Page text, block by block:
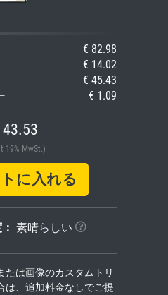
€ 82.98
€ 14.02
€ 45.43
€ 1.09
19% MwSt.)
に入れる
素晴らしい
たは画像のカスタムトリ
は、追加料金なしでご提